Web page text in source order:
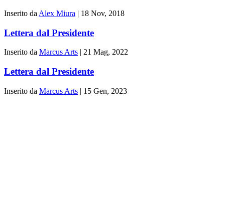
Inserito da Alex Miura | 18 Nov, 2018
Lettera dal Presidente
Inserito da Marcus Arts 21 Mag, 2022
Lettera dal Presidente
Inserito da Marcus Arts | 15 Gen, 2023